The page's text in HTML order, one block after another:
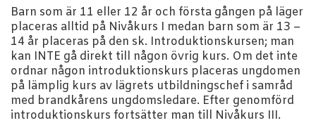
Barn som är 11 eller 12 år och första gången på läger
placeras alltid på Nivåkurs I medan barn som är 13 –
14 år placeras på den sk. Introduktionskursen; man
kan INTE gå direkt till någon övrig kurs. Om det inte
ordnar någon introduktionskurs placeras ungdomen
på lämplig kurs av lägrets utbildningschef i samråd
med brandkårens ungdomsledare. Efter genomförd
introduktionskurs fortsätter man till Nivåkurs III.